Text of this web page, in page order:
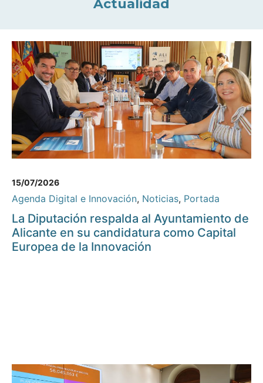
Actualidad
15/07/2026
Agenda Digital e Innovación, Noticias, Portada
La Diputación respalda al Ayuntamiento de
Alicante en su candidatura como Capital
Europea de la Innovación